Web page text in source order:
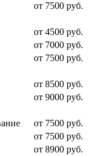
от 7500 руб.
от 4500 руб.
от 7000 руб.
от 7500 руб.
от 8500 руб.
от 9000 руб.
от 7500 руб.
от 7500 руб.
от 8900 руб.